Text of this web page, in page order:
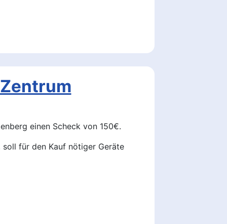
einen Scheck von 150€.
für den Kauf nötiger Geräte